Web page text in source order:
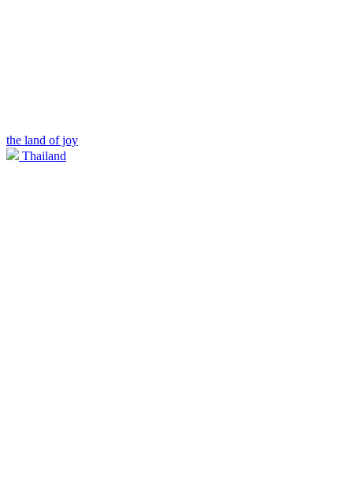
the land of joy
Thailand